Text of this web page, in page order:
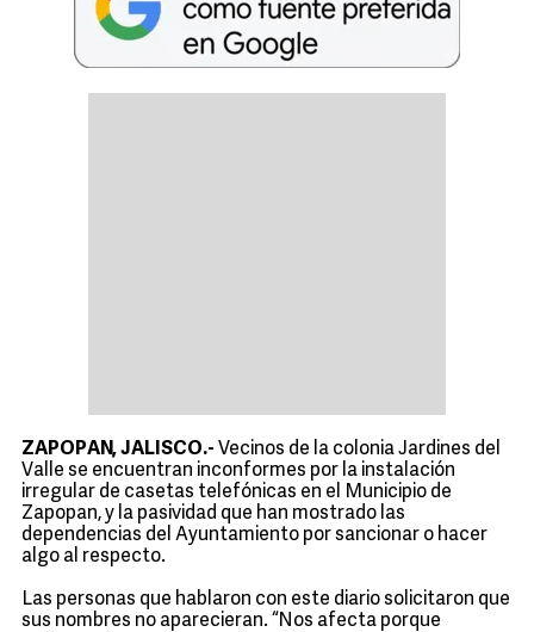
ZAPOPAN, JALISCO.- Vecinos de la colonia Jardines del
Valle se encuentran inconformes por la instalación
irregular de casetas telefónicas en el Municipio de
Zapopan, y la pasividad que han mostrado las
dependencias del Ayuntamiento por sancionar o hacer
algo al respecto.
Las personas que hablaron con este diario solicitaron que
sus nombres no aparecieran. “Nos afecta porque